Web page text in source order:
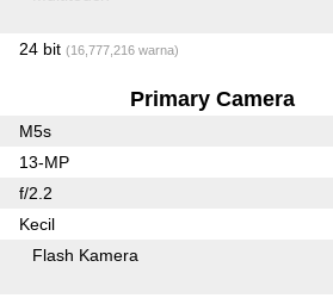
24 bit (16,777,216 warna)
Primary Camera
M5s
13-MP
f/2.2
Kecil
Flash Kamera